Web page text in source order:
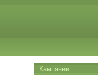
Кампании